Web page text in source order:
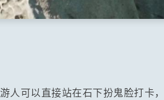
可以直接站在石下扮鬼脸打卡，